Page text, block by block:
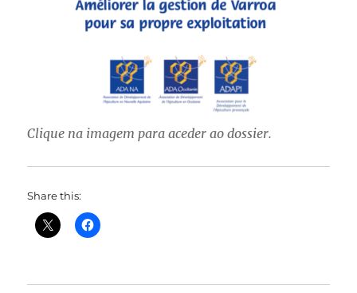
Clique na imagem para aceder ao dossier.
Share this: